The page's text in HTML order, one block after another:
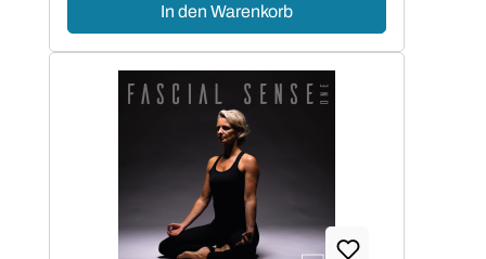
In den Warenkorb